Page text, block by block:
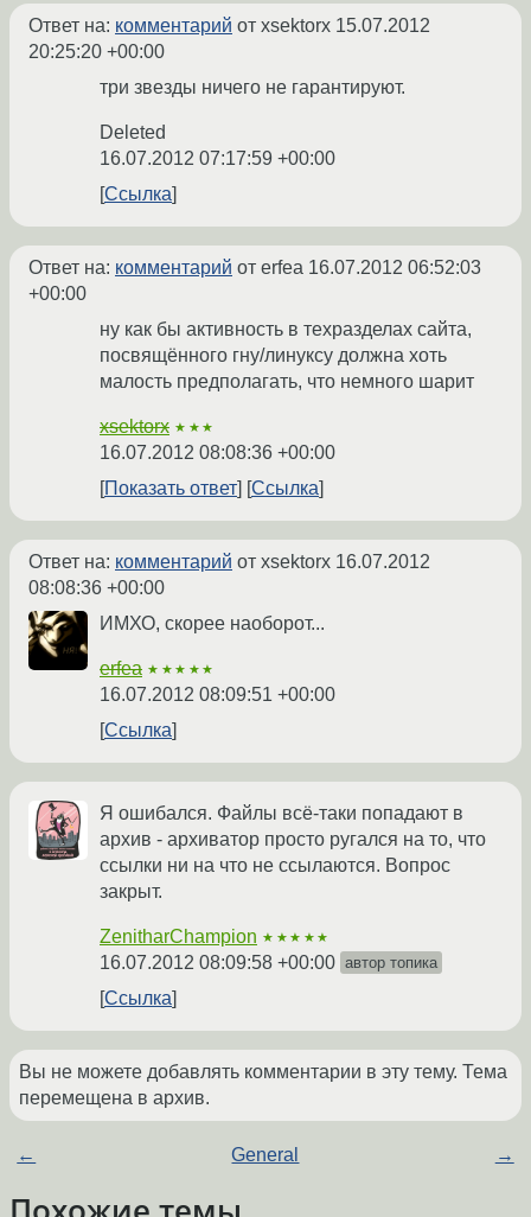
Ответ на: комментарий от xsektorx 15.07.2012
20:25:20 +00:00
три звезды ничего не гарантируют.
Deleted
16.07.2012 07:17:59 +00:00
Ссылка
Ответ на: комментарий от erfea 16.07.2012 06:52:03
+00:00
ну как бы активность в техразделах сайта,
посвящённого гну/линуксу должна хоть
малость предполагать, что немного шарит
xsektorx ★★★
16.07.2012 08:08:36 +00:00
Показать ответ
Ссылка
Ответ на: комментарий от xsektorx 16.07.2012
08:08:36 +00:00
ИМХО, скорее наоборот...
erfea ★★★★★
16.07.2012 08:09:51 +00:00
Ссылка
Я ошибался. Файлы всё-таки попадают в
архив - архиватор просто ругался на то, что
ссылки ни на что не ссылаются. Вопрос
закрыт.
ZenitharChampion ★★★★★
16.07.2012 08:09:58 +00:00 автор топика
Ссылка
Вы не можете добавлять комментарии в эту тему. Тема
перемещена в архив.
← General →